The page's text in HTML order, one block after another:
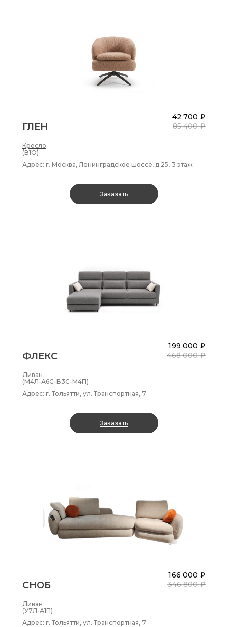
ГЛЕН
Кресло
42 700 ₽
85 400 ₽
(В1О)
Адрес: г. Москва, Ленинградское шоссе, д.25, 3 этаж
Заказать
ФЛЕКС
Диван
199 000 ₽
468 000 ₽
(М4Л-А6С-В3С-М4П)
Адрес: г. Тольятти, ул. Транспортная, 7
Заказать
СНОБ
Диван
166 000 ₽
346 800 ₽
(У7Л-А1П)
Адрес: г. Тольятти, ул. Транспортная, 7